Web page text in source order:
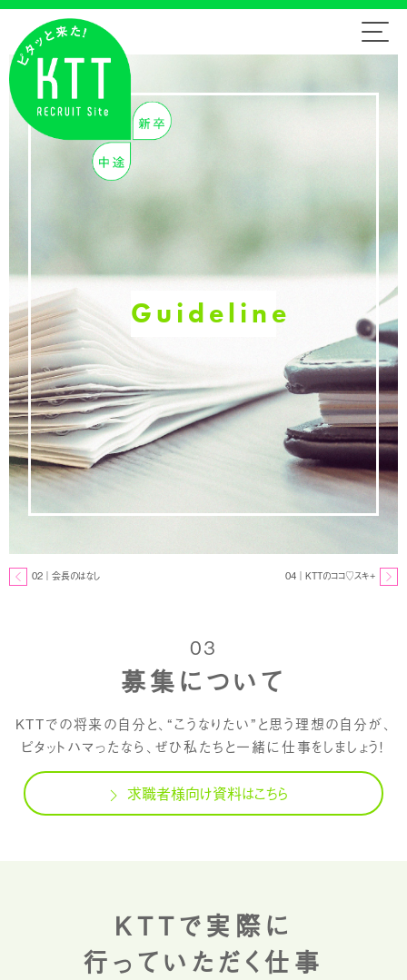
Guideline
02｜会長のはなし 04｜KTTのココ♡スキ+
03
募集について
KTTでの将来の自分と、“こうなりたい”と思う理想の自分が、
ピタットハマったなら、ぜひ私たちと一緒に仕事をしましょう！
求職者様向け資料はこちら
KTTで実際に
行っていただく仕事